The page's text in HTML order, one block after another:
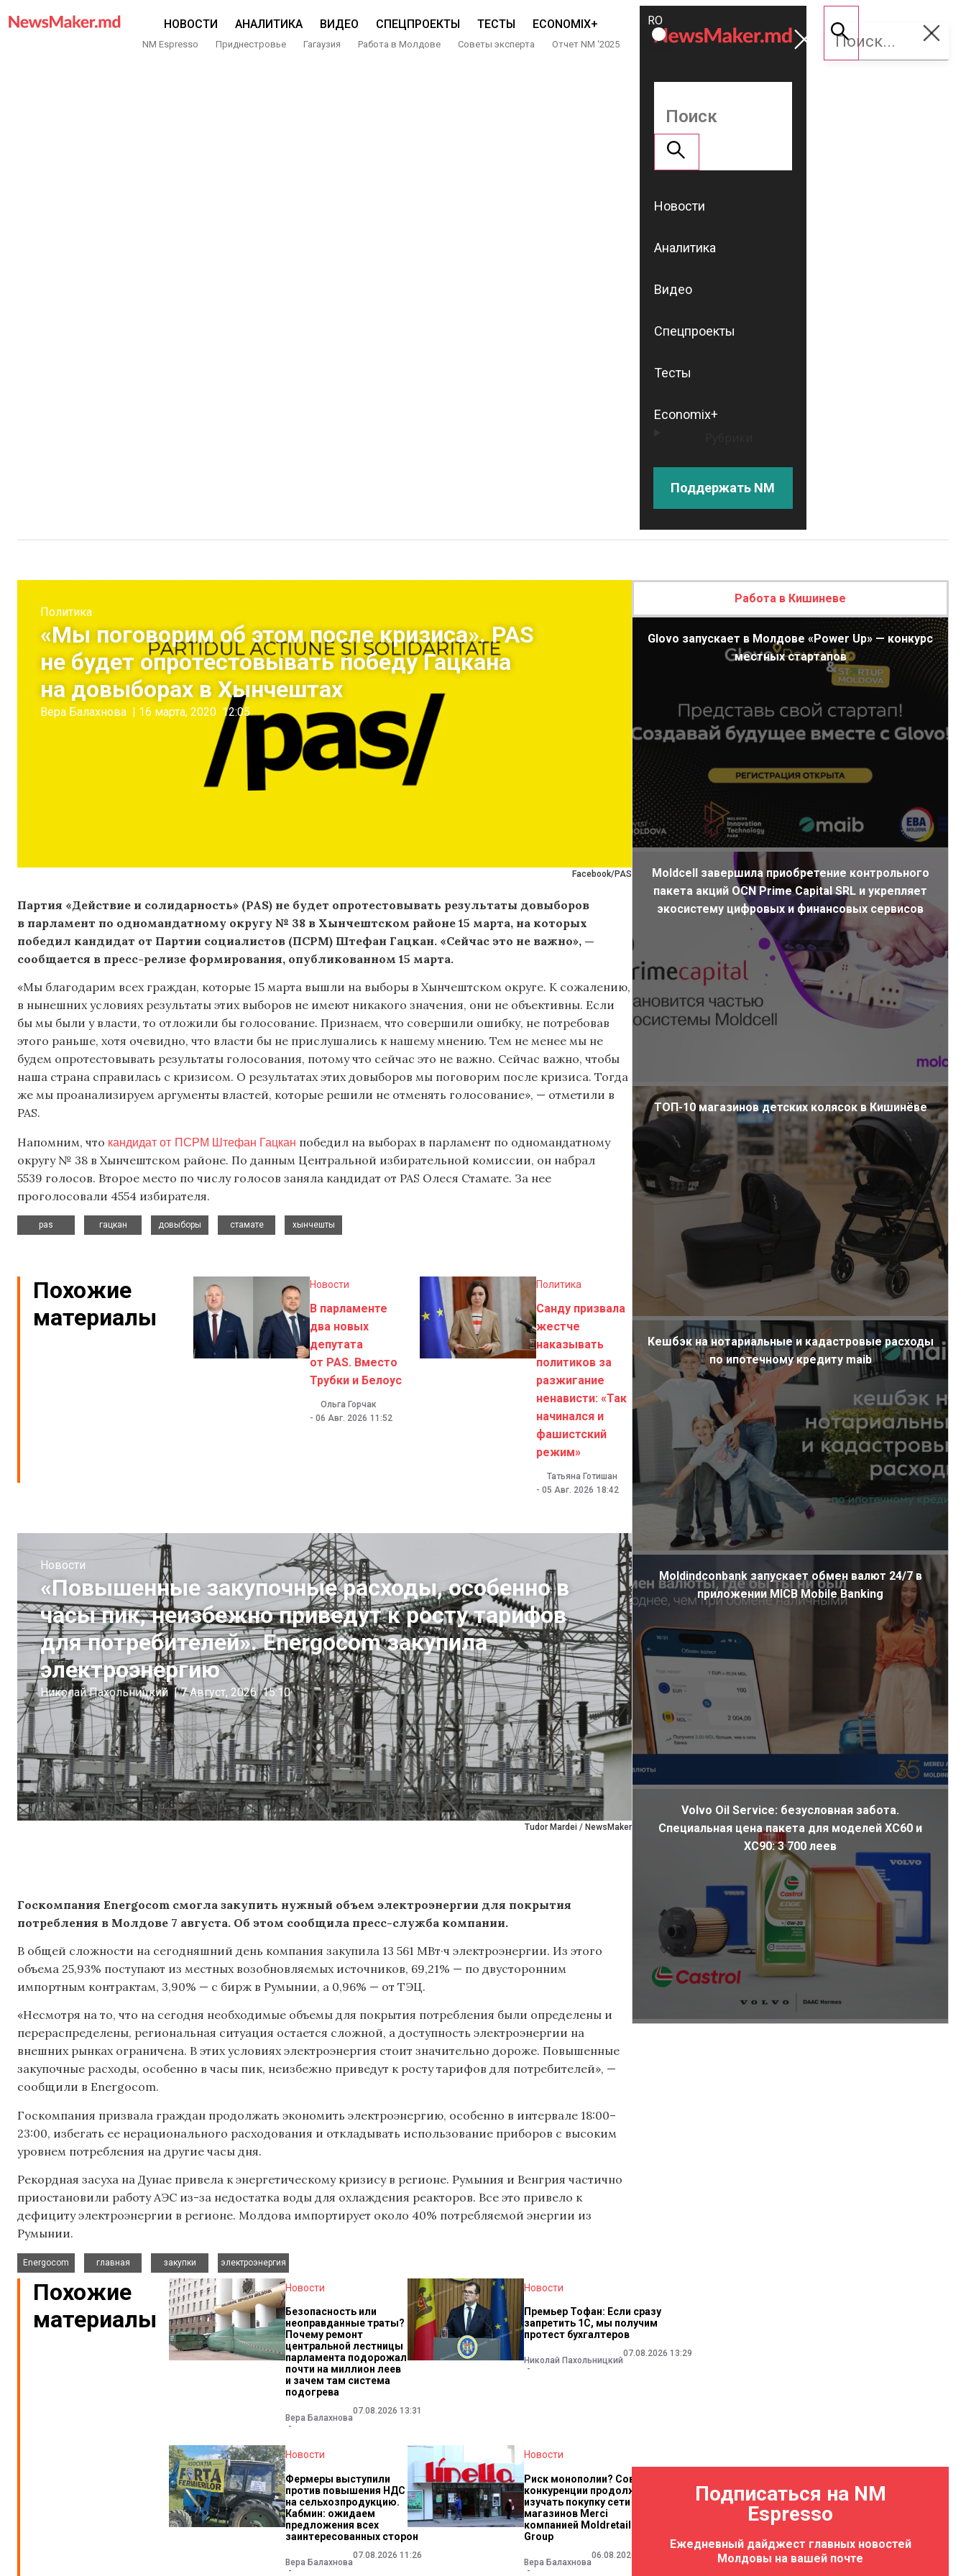
НОВОСТИ АНАЛИТИКА ВИДЕО СПЕЦПРОЕКТЫ ТЕСТЫ ECONOMIX+
NM Espresso Приднестровье Гагаузия Работа в Молдове Советы эксперта Отчет NM ‘2025
ROMÂNĂ
RU
Поддержать
NM
Новости
Аналитика
Видео
Спецпроекты
Тесты
Economix+
Поддержать NM
Facebook/PAS
Политика
«Мы поговорим об этом после кризиса». PAS
не будет опротестовывать победу Гацкана
на довыборах в Хынчештах
Вера Балахнова | 16 марта, 2020 12:05
Партия «Действие и солидарность» (PAS) не будет опротестовывать результаты довыборов
в парламент по одномандатному округу № 38 в Хынчештском районе 15 марта, на которых
победил кандидат от Партии социалистов (ПСРМ) Штефан Гацкан. «Сейчас это не важно», —
сообщается в пресс-релизе формирования, опубликованном 15 марта.
«Мы благодарим всех граждан, которые 15 марта вышли на выборы в Хынчештском округе. К сожалению,
в нынешних условиях результаты этих выборов не имеют никакого значения, они не объективны. Если
бы мы были у власти, то отложили бы голосование. Признаем, что совершили ошибку, не потребовав
этого раньше, хотя очевидно, что власти бы не прислушались к нашему мнению. Тем не менее мы не
будем опротестовывать результаты голосования, потому что сейчас это не важно. Сейчас важно, чтобы
наша страна справилась с кризисом. О результатах этих довыборов мы поговорим после кризиса. Тогда
же мы проанализируем аргументы властей, которые решили не отменять голосование», — отметили в
PAS.
Напомним, что кандидат от ПСРМ Штефан Гацкан победил на выборах в парламент по одномандатному
округу № 38 в Хынчештском районе. По данным Центральной избирательной комиссии, он набрал
5539 голосов. Второе место по числу голосов заняла кандидат от PAS Олеся Стамате. За нее
проголосовали 4554 избирателя.
pas
гацкан
довыборы
стамате
хынчешты
Похожие
материалы
Новости
В парламенте
два новых
депутата
от PAS. Вместо
Трубки и Белоус
Ольга Горчак
- 06 Авг. 2026 11:52
Политика
Санду призвала
жестче
наказывать
политиков за
разжигание
ненависти: «Так
начинался и
фашистский
режим»
Татьяна Готишан
- 05 Авг. 2026 18:42
Tudor Mardei / NewsMaker
Новости
«Повышенные закупочные расходы, особенно в
часы пик, неизбежно приведут к росту тарифов
для потребителей». Energocom закупила
электроэнергию
Николай Пахольницкий | 7 Август, 2026 15:10
Госкомпания Energocom смогла закупить нужный объем электроэнергии для покрытия
потребления в Молдове 7 августа. Об этом сообщила пресс-служба компании.
В общей сложности на сегодняшний день компания закупила 13 561 МВт·ч электроэнергии. Из этого
объема 25,93% поступают из местных возобновляемых источников, 69,21% — по двусторонним
импортным контрактам, 3,90% — с бирж в Румынии, а 0,96% — от ТЭЦ.
«Несмотря на то, что на сегодня необходимые объемы для покрытия потребления были определены и
перераспределены, региональная ситуация остается сложной, а доступность электроэнергии на
внешних рынках ограничена. В этих условиях электроэнергия стоит значительно дороже. Повышенные
закупочные расходы, особенно в часы пик, неизбежно приведут к росту тарифов для потребителей», —
сообщили в Energocom.
Госкомпания призвала граждан продолжать экономить электроэнергию, особенно в интервале 18:00–
23:00, избегать ее нерационального расходования и откладывать использование приборов с высоким
уровнем потребления на другие часы дня.
Рекордная засуха на Дунае привела к энергетическому кризису в регионе. Румыния и Венгрия частично
приостановили работу АЭС из-за недостатка воды для охлаждения реакторов. Все это привело к
дефициту электроэнергии в регионе. Молдова импортирует около 40% потребляемой энергии из
Румынии.
Energocom
главная
закупки
электроэнергия
Похожие
материалы
Новости
Безопасность или
неоправданные траты?
Почему ремонт
центральной лестницы
парламента подорожал
почти на миллион леев
и зачем там система
подогрева
Вера Балахнова
07.08.2026 13:31
Новости
Премьер Тофан: Если сразу
запретить 1С, мы получим
протест бухгалтеров
Николай Пахольницкий
07.08.2026 13:29
Новости
Фермеры выступили
против повышения НДС
на сельхозпродукцию.
Кабмин: ожидаем
предложения всех
заинтересованных сторон
Вера Балахнова
07.08.2026 11:26
Новости
Риск монополии? Совет
конкуренции продолжит
изучать покупку сети
магазинов Merci
компанией Moldretail
Group
Вера Балахнова
06.08.2026 20:08
Работа в Кишиневе
Glovo запускает в Молдове «Power Up» — конкурс
местных стартапов
Moldcell завершила приобретение контрольного
пакета акций OCN Prime Capital SRL и укрепляет
экосистему цифровых и финансовых сервисов
ТОП-10 магазинов детских колясок в Кишинёве
Кешбэк на нотариальные и кадастровые расходы
по ипотечному кредиту maib
Moldindconbank запускает обмен валют 24/7 в
приложении MICB Mobile Banking
Volvo Oil Service: безусловная забота.
Специальная цена пакета для моделей XC60 и
XC90: 3 700 леев
Подписаться на NM
Espresso
Ежедневный дайджест главных новостей
Молдовы на вашей почте